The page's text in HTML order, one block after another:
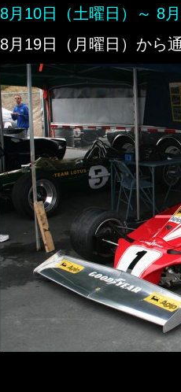
8月10日（土曜日）～ 8
8月19日（月曜日）から